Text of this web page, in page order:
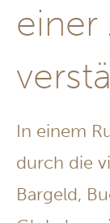
einer
In einem
durch die
Bargeld,